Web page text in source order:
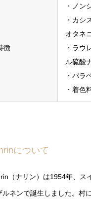
徴
・ノン
・カシ
オタネ
・ラウ
ル硫酸
・パラ
・着色
について
（ナリン）は1954年、ス
ルネンで誕生しました。村